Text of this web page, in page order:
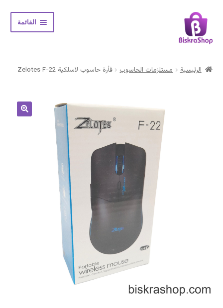
Skip
to
navigation
Skip
to
content
القائمة
menu
الرئيسية مستلزمات الحاسوب فأرة حاسوب لاسلكية Zelotes F-22